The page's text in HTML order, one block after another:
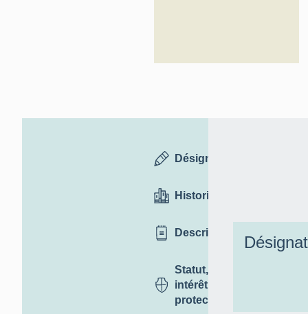
Désignation
Historique
Description
Statut,
intérêt et
protection